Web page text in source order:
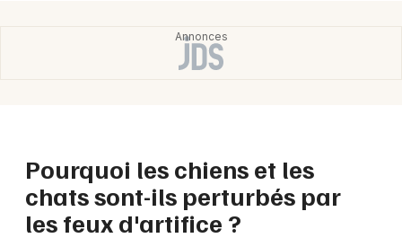
Choisir mes départements
Pourquoi les chiens et les
chats sont-ils perturbés par
les feux d'artifice ?